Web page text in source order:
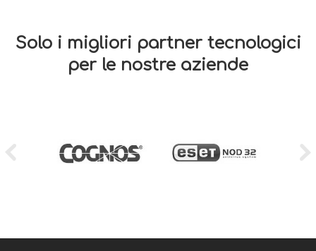
Solo i migliori partner tecnologici
per le nostre aziende